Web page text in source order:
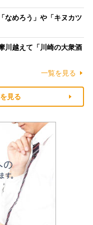
なめろう」や「キヌカツ
川越えて「川崎の大衆酒
一覧を見る
見る